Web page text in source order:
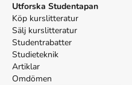
Utforska Studentapan
Köp kurslitteratur
Sälj kurslitteratur
Studentrabatter
Studieteknik
Artiklar
Omdömen